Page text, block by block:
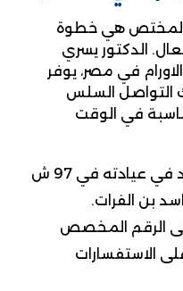
المختص هي خطوة
الدكتور يسري
في مصر، يوفر
التواصل السلس
في الوقت
حجز موعد في عيادته في 97 ش
بن الفرات.
الرقم المخصص
الاستفسارات